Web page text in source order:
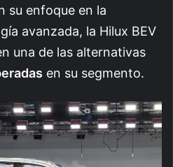
su enfoque en la
avanzada, la Hilux BEV
una de las alternativas
en su segmento.